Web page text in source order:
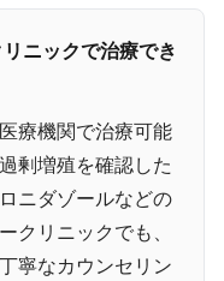
ニックで治療でき
療機関で治療可能
剰増殖を確認した
ニダゾールなどの
クリニックでも、
寧なカウンセリン